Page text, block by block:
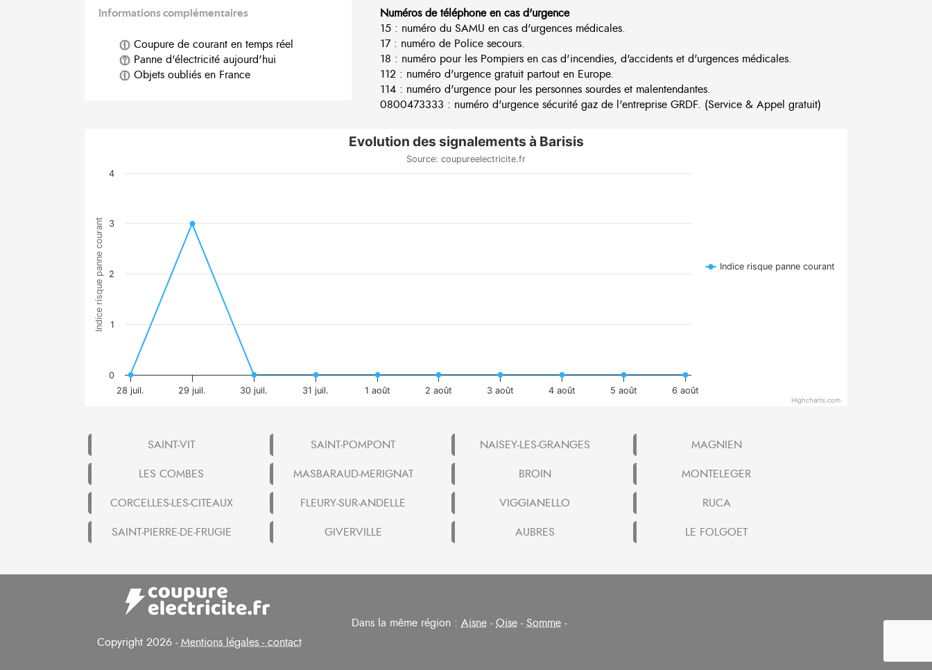
Informations complémentaires
Coupure de courant en temps réel
Panne d'électricité aujourd'hui
Objets oubliés en France
Numéros de téléphone en cas d'urgence
15 : numéro du SAMU en cas d'urgences médicales.
17 : numéro de Police secours.
18 : numéro pour les Pompiers en cas d'incendies, d'accidents et d'urgences médicales.
112 : numéro d'urgence gratuit partout en Europe.
114 : numéro d'urgence pour les personnes sourdes et malentendantes.
0800473333 : numéro d'urgence sécurité gaz de l'entreprise GRDF. (Service & Appel gratuit)
Indice risque panne courant
Evolution des signalements à Barisis
Source: coupureelectricite.fr
Indice risque panne courant
28 juil. 29 juil. 30 juil. 31 juil. 1 août 2 août 3 août 4 août 5 août 6 août
0
1
2
3
4
Highcharts.com
SAINT-VIT SAINT-POMPONT NAISEY-LES-GRANGES
MAGNIEN
LES COMBES
MASBARAUD-MERIGNAT BROIN
MONTELEGER
CORCELLES-LES-CITEAUX
FLEURY-SUR-ANDELLE VIGGIANELLO
RUCA
SAINT-PIERRE-DE-FRUGIE
GIVERVILLE AUBRES LE FOLGOET
Copyright 2026 -Mentions légales - contact
Dans la même région : Aisne -Oise -Somme -